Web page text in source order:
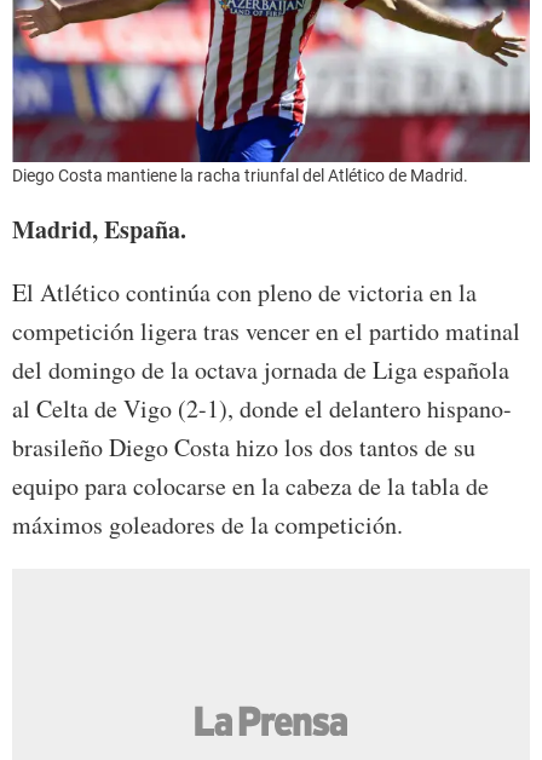
Diego Costa mantiene la racha triunfal del Atlético de Madrid.
Madrid, España.
El Atlético continúa con pleno de victoria en la
competición ligera tras vencer en el partido matinal
del domingo de la octava jornada de Liga española
al Celta de Vigo (2-1), donde el delantero hispano-
brasileño Diego Costa hizo los dos tantos de su
equipo para colocarse en la cabeza de la tabla de
máximos goleadores de la competición.